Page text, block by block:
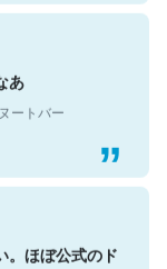
。ほぼ公式のド